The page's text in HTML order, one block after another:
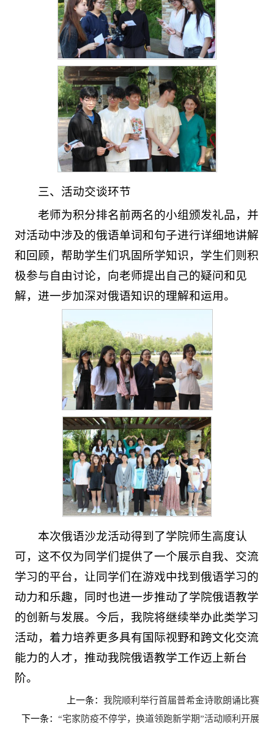
三、活动交谈环节
老师为积分排名前两名的小组颁发礼品，并
对活动中涉及的俄语单词和句子进行详细地讲解
和回顾，帮助学生们巩固所学知识，学生们则积
极参与自由讨论，向老师提出自己的疑问和见
解，进一步加深对俄语知识的理解和运用。
本次俄语沙龙活动得到了学院师生高度认
可，这不仅为同学们提供了一个展示自我、交流
学习的平台，让同学们在游戏中找到俄语学习的
动力和乐趣，同时也进一步推动了学院俄语教学
的创新与发展。今后，我院将继续举办此类学习
活动，着力培养更多具有国际视野和跨文化交流
能力的人才，推动我院俄语教学工作迈上新台
阶。
上一条： 我院顺利举行首届普希金诗歌朗诵比赛
下一条： “宅家防疫不停学，换道领跑新学期”活动顺利开展